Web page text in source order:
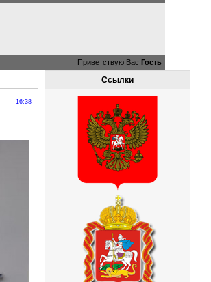
Приветствую Вас Гость
16:38
Ссылки